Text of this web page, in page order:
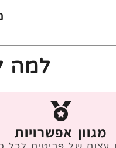
למה
מגוון אפשרויות